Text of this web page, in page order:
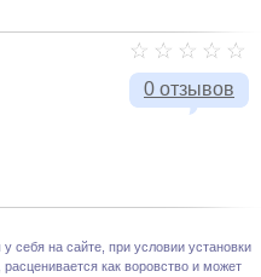
0 отзывов
на сайте, при условии установки
как воровство и может